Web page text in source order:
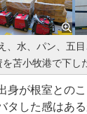
、水、パン、五
苫小牧港で下し
身が根室との
タした感はあ